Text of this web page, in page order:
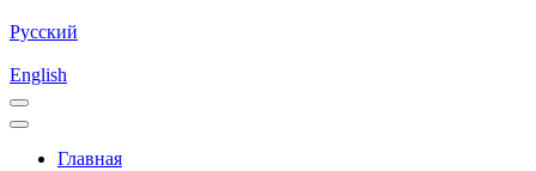
Русский
English
Главная